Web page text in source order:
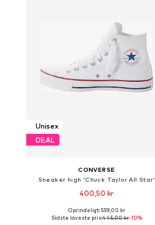
Unisex
DEAL
CONVERSE
Sneaker high 'Chuck Taylor All Star'
400,50 kr
Fås i mange størrelser
Oprindeligt: 559,00 kr
Sidste laveste pris:445,00 kr-10%